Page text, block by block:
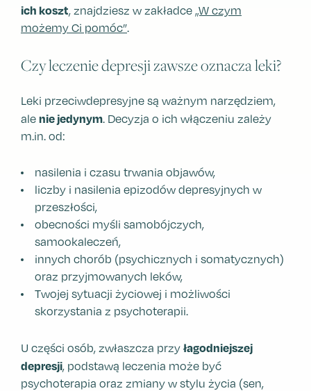
ich koszt, znajdziesz w zakładce „W czym
możemy Ci pomóc”.
Czy leczenie depresji zawsze oznacza leki?
Leki przeciwdepresyjne są ważnym narzędziem,
ale nie jedynym. Decyzja o ich włączeniu zależy
m.in. od:
nasilenia i czasu trwania objawów,
liczby i nasilenia epizodów depresyjnych w
przeszłości,
obecności myśli samobójczych,
samookaleczeń,
innych chorób (psychicznych i somatycznych)
oraz przyjmowanych leków,
Twojej sytuacji życiowej i możliwości
skorzystania z psychoterapii.
U części osób, zwłaszcza przy łagodniejszej
depresji, podstawą leczenia może być
psychoterapia oraz zmiany w stylu życia (sen,